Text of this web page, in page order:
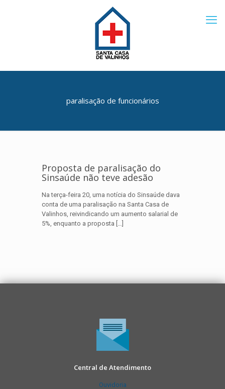
paralisação de funcionários
Proposta de paralisação do
Sinsaúde não teve adesão
Na terça-feira 20, uma notícia do Sinsaúde dava
conta de uma paralisação na Santa Casa de
Valinhos, reivindicando um aumento salarial de
5%, enquanto a proposta […]
Central de Atendimento
Ouvidoria